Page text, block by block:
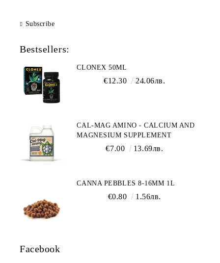
Subscribe
Bestsellers:
CLONEX 50ML
€12.30 24.06лв.
CAL-MAG AMINO - CALCIUM AND
MAGNESIUM SUPPLEMENT
€7.00 13.69лв.
CANNA PEBBLES 8-16MM 1L
€0.80 1.56лв.
Facebook